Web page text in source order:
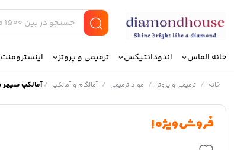
خانه الماس اندودانتیکس ترمیمی و پروتز اینسترومنت
خانه / ترمیمی و پروتز / مواد ترمیمی / آمالگام و آمالکپ /آمالکپ سپهر ۵ واحدی
فروش ویژه !